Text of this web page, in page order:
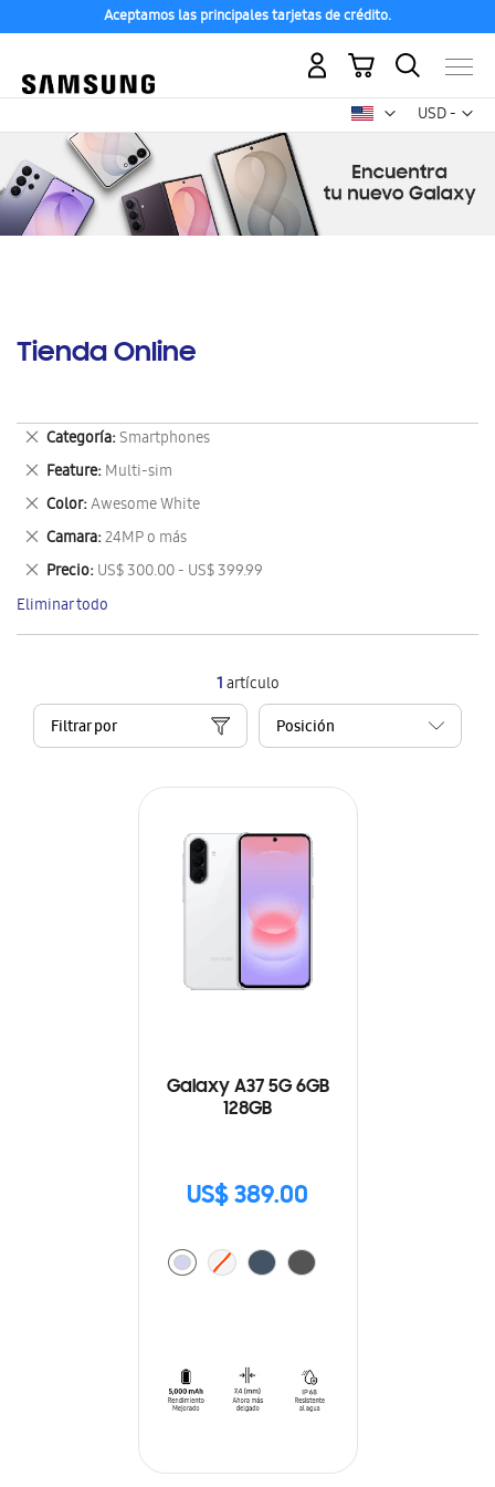
Aceptamos las principales tarjetas de crédito.
USD -
dólar
Mi carrito
Tienda Online
1artículo
Filtrar por
Galaxy A37 5G 6GB
128GB
US$ 389.00
Categoría Smartphones
Eliminar
este
artículo
Feature Multi-sim
Eliminar
este
artículo
Color Awesome White
Eliminar
este
artículo
Camara 24MP o más
Eliminar
este
artículo
Precio US$ 300.00 - US$ 399.99
Eliminar
este
artículo
Eliminar todo